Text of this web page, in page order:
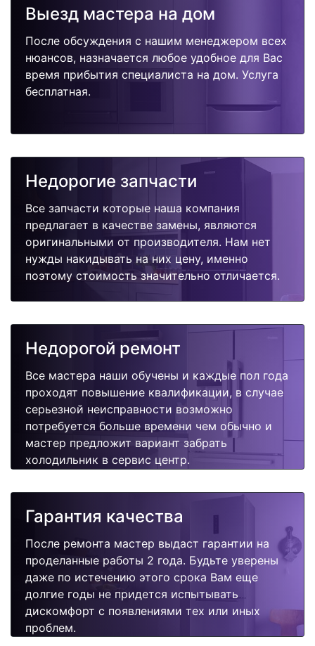
Выезд мастера на дом
После обсуждения с нашим менеджером всех
нюансов, назначается любое удобное для Вас
время прибытия специалиста на дом. Услуга
бесплатная.
Недорогие запчасти
Все запчасти которые наша компания
предлагает в качестве замены, являются
оригинальными от производителя. Нам нет
нужды накидывать на них цену, именно
поэтому стоимость значительно отличается.
Недорогой ремонт
Все мастера наши обучены и каждые пол года
проходят повышение квалификации, в случае
серьезной неисправности возможно
потребуется больше времени чем обычно и
мастер предложит вариант забрать
холодильник в сервис центр.
Гарантия качества
После ремонта мастер выдаст гарантии на
проделанные работы 2 года. Будьте уверены
даже по истечению этого срока Вам еще
долгие годы не придется испытывать
дискомфорт с появлениями тех или иных
проблем.